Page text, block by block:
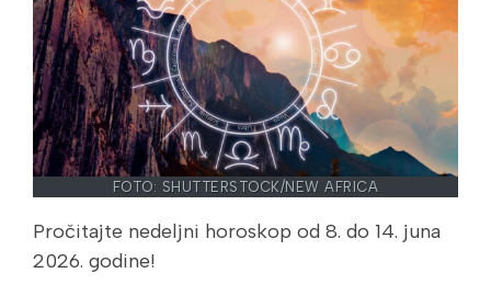
FOTO: SHUTTERSTOCK/NEW AFRICA
Pročitajte nedeljni horoskop od 8. do 14. juna
2026. godine!